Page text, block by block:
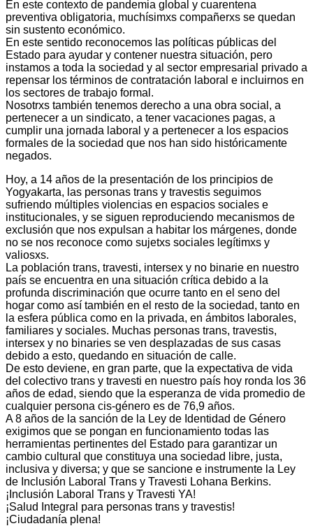
En este contexto de pandemia global y cuarentena
preventiva obligatoria, muchísimxs compañerxs se quedan
sin sustento económico.
En este sentido reconocemos las políticas públicas del
Estado para ayudar y contener nuestra situación, pero
instamos a toda la sociedad y al sector empresarial privado a
repensar los términos de contratación laboral e incluirnos en
los sectores de trabajo formal.
Nosotrxs también tenemos derecho a una obra social, a
pertenecer a un sindicato, a tener vacaciones pagas, a
cumplir una jornada laboral y a pertenecer a los espacios
formales de la sociedad que nos han sido históricamente
negados.
Hoy, a 14 años de la presentación de los principios de
Yogyakarta, las personas trans y travestis seguimos
sufriendo múltiples violencias en espacios sociales e
institucionales, y se siguen reproduciendo mecanismos de
exclusión que nos expulsan a habitar los márgenes, donde
no se nos reconoce como sujetxs sociales legítimxs y
valiosxs.
La población trans, travesti, intersex y no binarie en nuestro
país se encuentra en una situación crítica debido a la
profunda discriminación que ocurre tanto en el seno del
hogar como así también en el resto de la sociedad, tanto en
la esfera pública como en la privada, en ámbitos laborales,
familiares y sociales. Muchas personas trans, travestis,
intersex y no binaries se ven desplazadas de sus casas
debido a esto, quedando en situación de calle.
De esto deviene, en gran parte, que la expectativa de vida
del colectivo trans y travesti en nuestro país hoy ronda los 36
años de edad, siendo que la esperanza de vida promedio de
cualquier persona cis-género es de 76,9 años.
A 8 años de la sanción de la Ley de Identidad de Género
exigimos que se pongan en funcionamiento todas las
herramientas pertinentes del Estado para garantizar un
cambio cultural que constituya una sociedad libre, justa,
inclusiva y diversa; y que se sancione e instrumente la Ley
de Inclusión Laboral Trans y Travesti Lohana Berkins.
¡Inclusión Laboral Trans y Travesti YA!
¡Salud Integral para personas trans y travestis!
¡Ciudadanía plena!